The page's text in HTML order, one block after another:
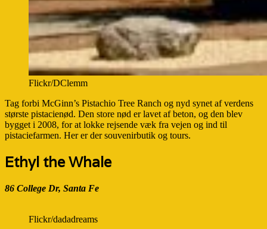
Flickr/DClemm
Tag forbi McGinn’s Pistachio Tree Ranch og nyd synet af verdens
største pistacienød. Den store nød er lavet af beton, og den blev
bygget i 2008, for at lokke rejsende væk fra vejen og ind til
pistaciefarmen. Her er der souvenirbutik og tours.
Ethyl the Whale
86 College Dr, Santa Fe
Flickr/dadadreams